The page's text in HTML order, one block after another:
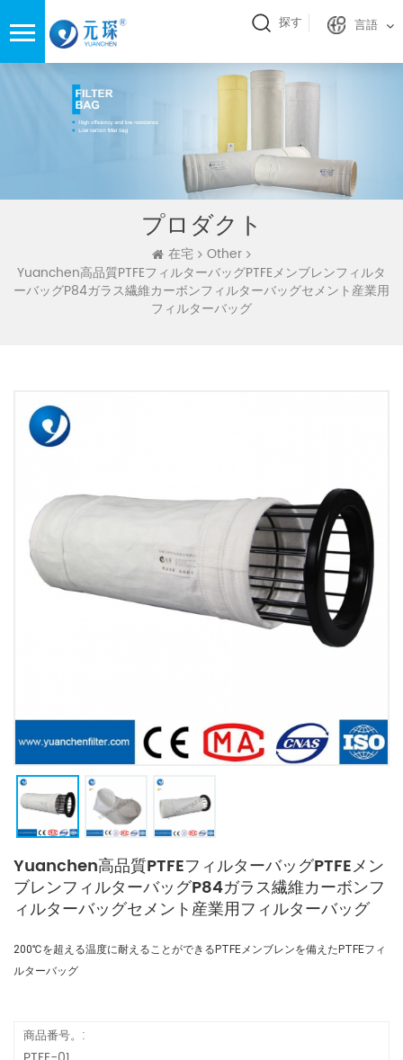
探す 言語
プロダクト
在宅
Other
Yuanchen高品質PTFEフィルターバッグPTFEメンブレンフィルタ
ーバッグP84ガラス繊維カーボンフィルターバッグセメント産業用
フィルターバッグ
Yuanchen高品質PTFEフィルターバッグPTFEメン
ブレンフィルターバッグP84ガラス繊維カーボンフ
ィルターバッグセメント産業用フィルターバッグ
200℃を超える温度に耐えることができるPTFEメンブレンを備えたPTFEフィ
ルターバッグ
商品番号。: